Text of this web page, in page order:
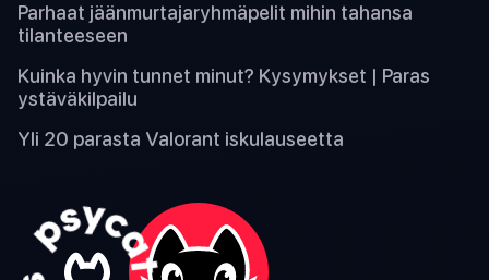
Parhaat jäänmurtajaryhmäpelit mihin tahansa
tilanteeseen
Kuinka hyvin tunnet minut? Kysymykset | Paras
ystäväkilpailu
Yli 20 parasta Valorant iskulauseetta